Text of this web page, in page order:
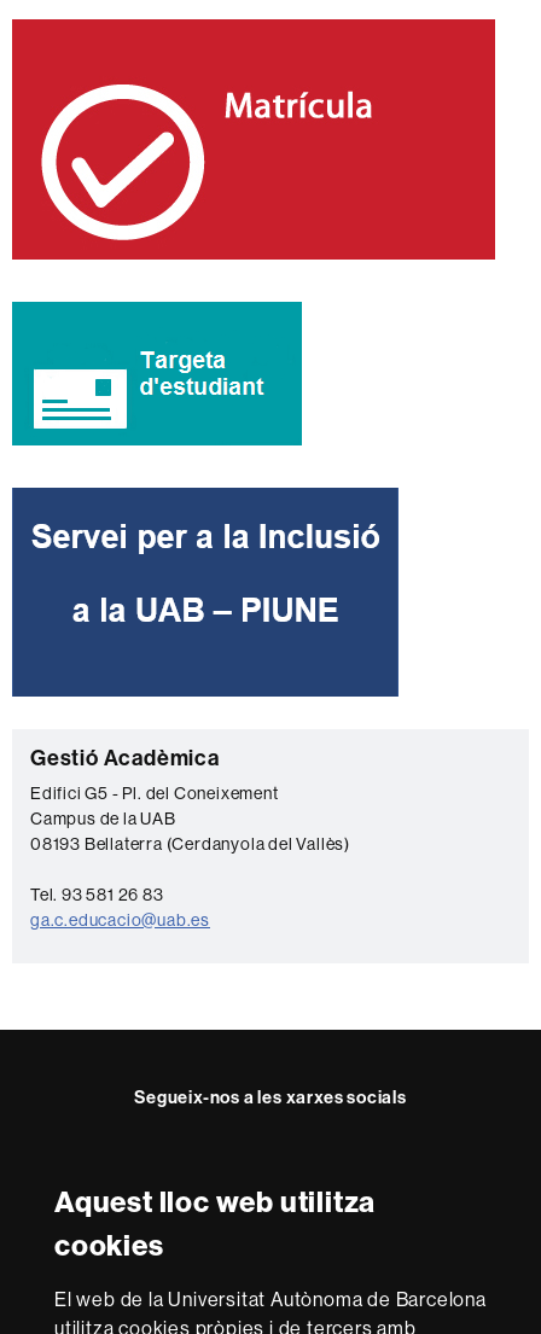
Aquest lloc web utilitza
cookies
El web de la Universitat Autònoma de Barcelona
utilitza cookies pròpies i de tercers amb
C
o
n
a
c
Gestió Acadèmica
Edifici G5 - Pl. del Coneixement
Campus de la UAB
08193 Bellaterra (Cerdanyola del Vallès)
Tel. 93 581 26 83
ga.c.educacio@uab.es
Segueix-nos a les xarxes socials
Reconeixement internacional de l'excel·lència
in
Research